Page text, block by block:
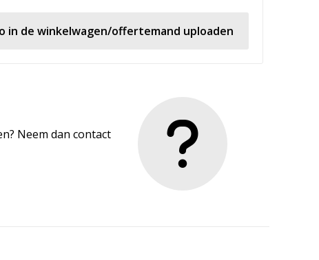
in de winkelwagen/offertemand uploaden
Neem dan contact